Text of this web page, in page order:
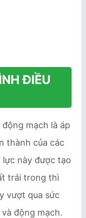
ĐIỀU
mạch là áp
thành của các
này được tạo
trái trong thì
vượt qua sức
động mạch.